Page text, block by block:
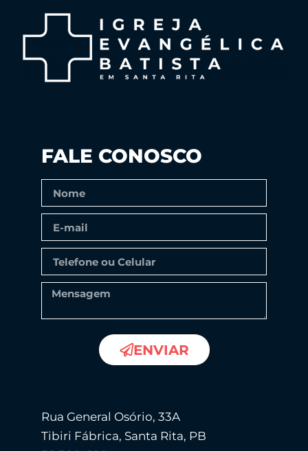
Rua General Osório, 33A
Tibiri Fábrica, Santa Rita, PB
FALE CONOSCO
ENVIAR